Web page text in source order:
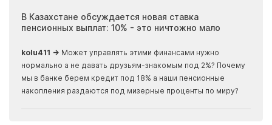
В Казахстане обсуждается новая ставка
пенсионных выплат: 10% - это ничтожно мало
kolu411 → Может управлять этими финансами нужно
нормально а не давать друзьям-знакомым под 2%? Почему
мы в банке берем кредит под 18% а наши пенсионные
накопления раздаются под мизерные проценты по миру?